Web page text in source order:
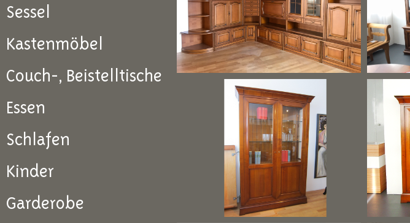
Sessel
Kastenmöbel
Couch-, Beistelltische
Essen
Schlafen
Kinder
Garderobe